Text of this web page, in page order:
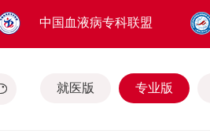
中国血液病专科联盟
就医版 专业版